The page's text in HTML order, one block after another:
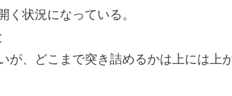
く状況になっている。
が、どこまで突き詰めるかは上には上